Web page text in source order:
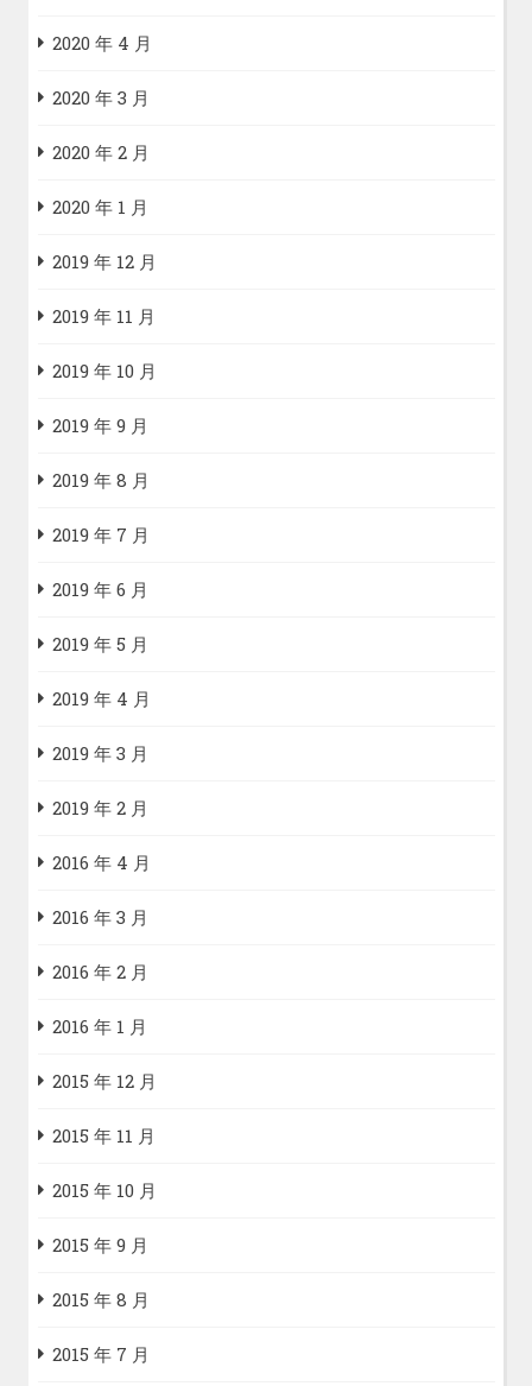
2020 年 4 月
2020 年 3 月
2020 年 2 月
2020 年 1 月
2019 年 12 月
2019 年 11 月
2019 年 10 月
2019 年 9 月
2019 年 8 月
2019 年 7 月
2019 年 6 月
2019 年 5 月
2019 年 4 月
2019 年 3 月
2019 年 2 月
2016 年 4 月
2016 年 3 月
2016 年 2 月
2016 年 1 月
2015 年 12 月
2015 年 11 月
2015 年 10 月
2015 年 9 月
2015 年 8 月
2015 年 7 月